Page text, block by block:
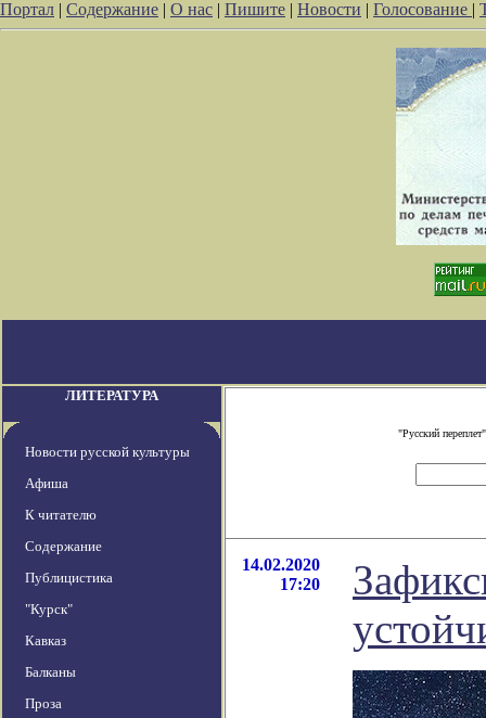
Портал | Содержание | О нас | Пишите | Новости | Голосование |
ЛИТЕРАТУРА
Новости русской культуры
Афиша
К читателю
Содержание
Публицистика
"Курск"
Кавказ
Балканы
Проза
"Русский
14.02.2020
17:20